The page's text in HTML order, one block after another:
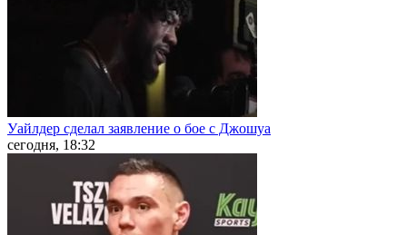
Уайлдер сделал заявление о бое с Джошуа
сегодня, 18:32